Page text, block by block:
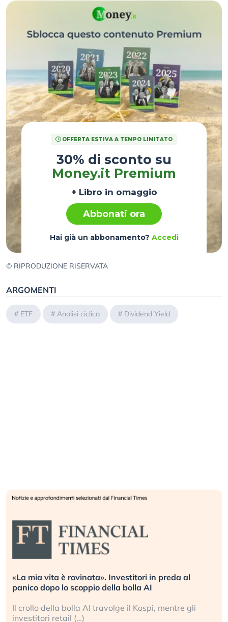
OFFERTA ESTIVA A TEMPO LIMITATO
30% di sconto su
Money.it Premium
+ Libro in omaggio
Abbonati ora
Hai già un abbonamento? Accedi
© RIPRODUZIONE RISERVATA
ARGOMENTI
# ETF # Analisi ciclica # Dividend Yield
«La mia vita è rovinata». Investitori in preda al
panico dopo lo scoppio della bolla AI
Il crollo della bolla AI travolge il Kospi, mentre gli
investitori retail (…)